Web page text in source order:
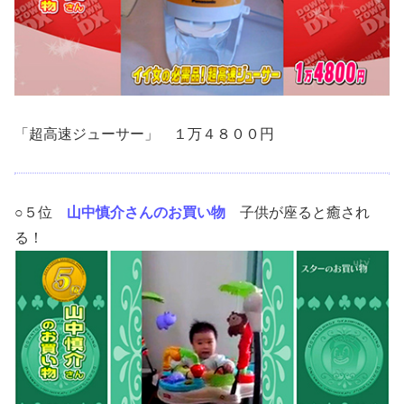
「超高速ジューサー」 １万４８００円
○５位 山中慎介さんのお買い物 子供が座ると癒され
る！